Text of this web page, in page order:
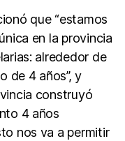
que “estamos
en la provincia
alrededor de
de 4 años”, y
construyó
4 años
nos va a permitir